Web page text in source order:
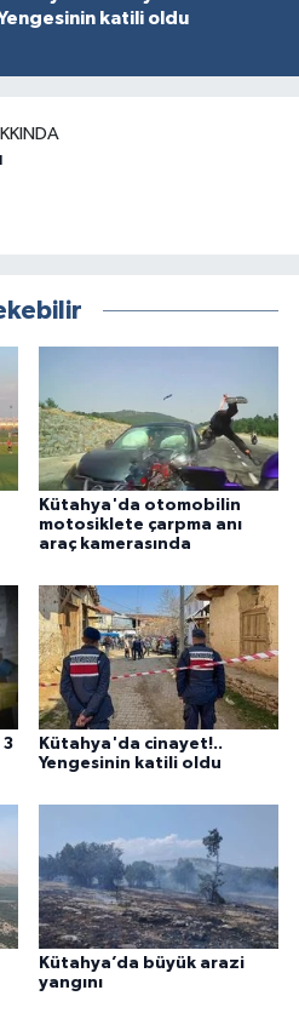
katili oldu
Kütahya'da otomobilin
motosiklete çarpma anı
araç kamerasında
3
Kütahya'da cinayet!..
Yengesinin katili oldu
Kütahya’da büyük arazi
yangını